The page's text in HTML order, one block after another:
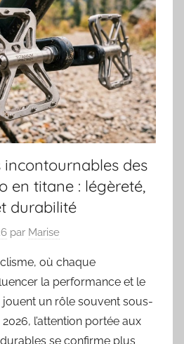
incontournables des
en titane : légèreté,
durabilité
par Marise
où chaque
la performance et le
un rôle souvent sous-
l’attention portée aux
se confirme plus